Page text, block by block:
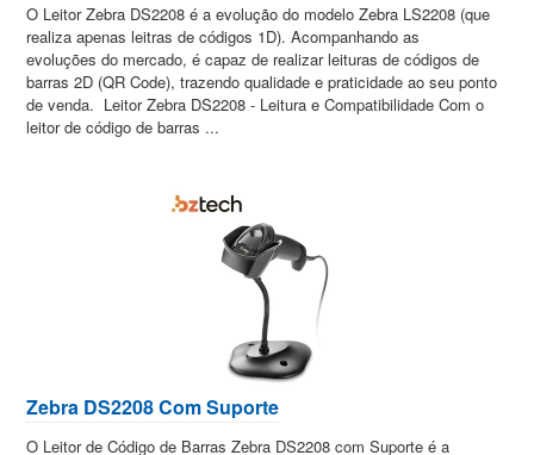
O Leitor Zebra DS2208 é a evolução do modelo Zebra LS2208 (que
realiza apenas leitras de códigos 1D). Acompanhando as
evoluções do mercado, é capaz de realizar leituras de códigos de
barras 2D (QR Code), trazendo qualidade e praticidade ao seu ponto
de venda. Leitor Zebra DS2208 - Leitura e Compatibilidade Com o
leitor de código de barras ...
Zebra DS2208 Com Suporte
O Leitor de Código de Barras Zebra DS2208 com Suporte é a